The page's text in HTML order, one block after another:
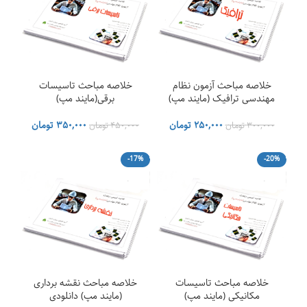
خلاصه مباحث آزمون نظام
مهندسی ترافیک (مایند مپ)
۳۰۰,۰۰۰تومانقیمت
۲۵۰,۰۰۰تومانقیمت
۲۵۰,۰۰۰ تومان
است.
خلاصه مباحث تاسیسات
برقی(مایند مپ)
۴۵۰,۰۰۰تومانقیمت
۳۵۰,۰۰۰تومانقیمت
-20%
خلاصه مباحث تاسیسات
مکانیکی (مایند مپ)
-17%
خلاصه مباحث نقشه برداری
(مایند مپ) دانلودی